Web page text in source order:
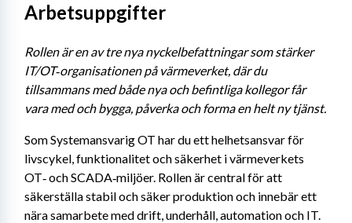
Arbetsuppgifter
Rollen är en av tre nya nyckelbefattningar som stärker
IT/OT‑organisationen på värmeverket, där du
tillsammans med både nya och befintliga kollegor får
vara med och bygga, påverka och forma en helt ny tjänst.
Som Systemansvarig OT har du ett helhetsansvar för
livscykel, funktionalitet och säkerhet i värmeverkets
OT‑ och SCADA‑miljöer. Rollen är central för att
säkerställa stabil och säker produktion och innebär ett
nära samarbete med drift, underhåll, automation och IT.